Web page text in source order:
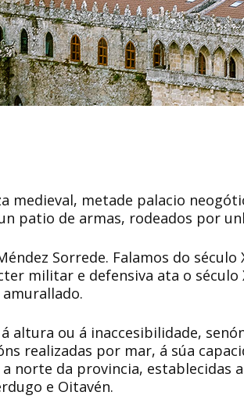
metade palacio
patio de armas, rodeados por
Sorrede. Falamos do
militar e defensiva ata o século
altura ou á inaccesibilidade,
realizadas por mar, á súa
norte da provincia, establecidas
e Oitavén.